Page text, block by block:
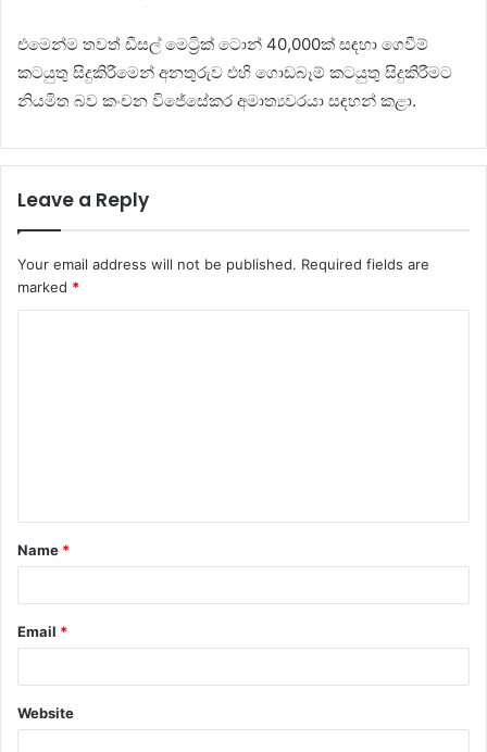
එමෙන්ම තවත් ඩීසල් මෙට්‍රික් ටොන් 40,000ක් සඳහා ගෙවීම්
කටයුතු සිදුකිරීමෙන් අනතුරුව එහි ගොඩබෑම් කටයුතු සිදුකිරීමට
නියමිත බව කංචන විජේසේකර අමාත්‍යවරයා සඳහන් කළා.
Leave a Reply
Your email address will not be published. Required fields are
marked *
t
*
Name *
Email *
Website